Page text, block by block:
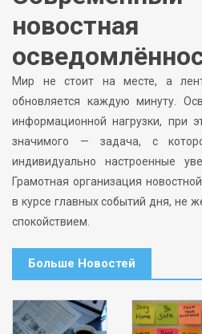
новостная
Мир не стоит на месте, а
обновляется каждую минуту.
информационной нагрузки, при
значимого — задача, с
индивидуально настроенные
Грамотная организация
в курсе главных событий дня, не
спокойствием.
Больше Новостей